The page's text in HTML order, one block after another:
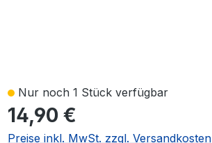
Nur noch 1 Stück verfügbar
14,90 €
Preise inkl. MwSt. zzgl. Versandkosten